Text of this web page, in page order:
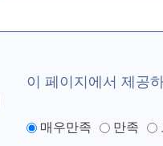
이 페이지에서 제공
매우만족 만족